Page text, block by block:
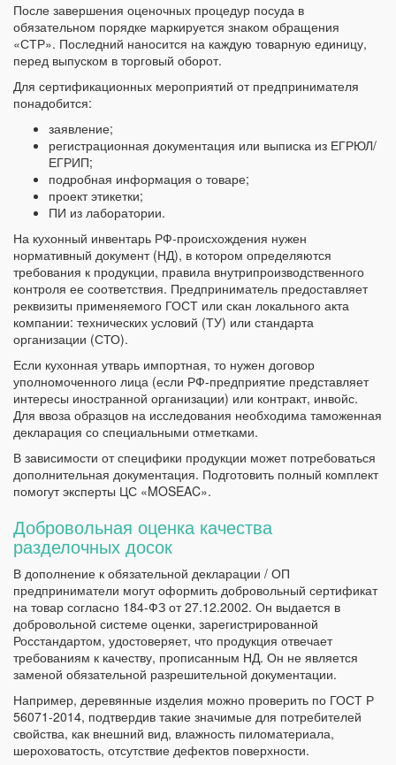
После завершения оценочных процедур посуда в
обязательном порядке маркируется знаком обращения
«СТР». Последний наносится на каждую товарную единицу,
перед выпуском в торговый оборот.
Для сертификационных мероприятий от предпринимателя
понадобится:
заявление;
регистрационная документация или выписка из ЕГРЮЛ/
ЕГРИП;
подробная информация о товаре;
проект этикетки;
ПИ из лаборатории.
На кухонный инвентарь РФ-происхождения нужен
нормативный документ (НД), в котором определяются
требования к продукции, правила внутрипроизводственного
контроля ее соответствия. Предприниматель предоставляет
реквизиты применяемого ГОСТ или скан локального акта
компании: технических условий (ТУ) или стандарта
организации (СТО).
Если кухонная утварь импортная, то нужен договор
уполномоченного лица (если РФ-предприятие представляет
интересы иностранной организации) или контракт, инвойс.
Для ввоза образцов на исследования необходима таможенная
декларация со специальными отметками.
В зависимости от специфики продукции может потребоваться
дополнительная документация. Подготовить полный комплект
помогут эксперты ЦС «MOSEAC».
Добровольная оценка качества
разделочных досок
В дополнение к обязательной декларации / ОП
предприниматели могут оформить добровольный сертификат
на товар согласно 184-ФЗ от 27.12.2002. Он выдается в
добровольной системе оценки, зарегистрированной
Росстандартом, удостоверяет, что продукция отвечает
требованиям к качеству, прописанным НД. Он не является
заменой обязательной разрешительной документации.
Например, деревянные изделия можно проверить по ГОСТ Р
56071-2014, подтвердив такие значимые для потребителей
свойства, как внешний вид, влажность пиломатериала,
шероховатость, отсутствие дефектов поверхности.